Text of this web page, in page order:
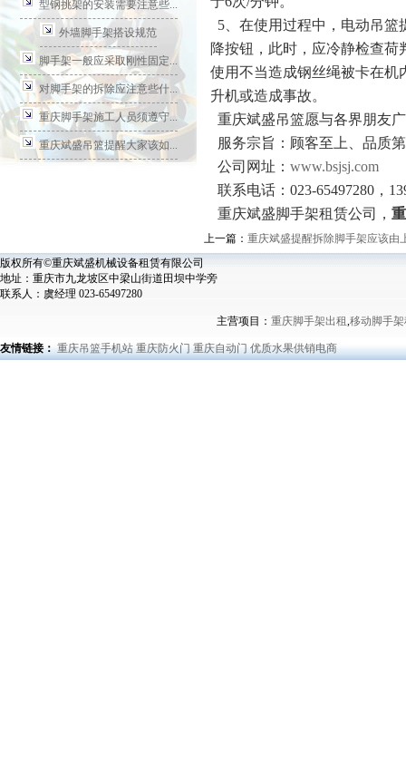
型钢挑架的安装需要注意些...
外墙脚手架搭设规范
脚手架一般应采取刚性固定...
对脚手架的拆除应注意些什...
重庆脚手架施工人员须遵守...
重庆斌盛吊篮提醒大家该如...
5、在使用过程中，电动吊
降按钮，此时，应冷静检查
使用不当造成钢丝绳被卡在机
升机或造成事故。
重庆斌盛吊篮愿与各界朋友
服务宗旨：顾客至上、品质
公司网址： www.bsjsj.com
联系电话：023-65497280，
重庆斌盛脚手架租赁公司，
上一篇： 重庆斌盛提醒拆除脚手架应该由
版权所有©重庆斌盛机械设备租赁有限公司
地址：重庆市九龙坡区中梁山街道田坝中学旁
联系人：虞经理 023-65497280
主营项目： 重庆脚手架出租,移动脚手架
友情链接： 重庆吊篮手机站 重庆防火门 重庆自动门 优质水果供销电商